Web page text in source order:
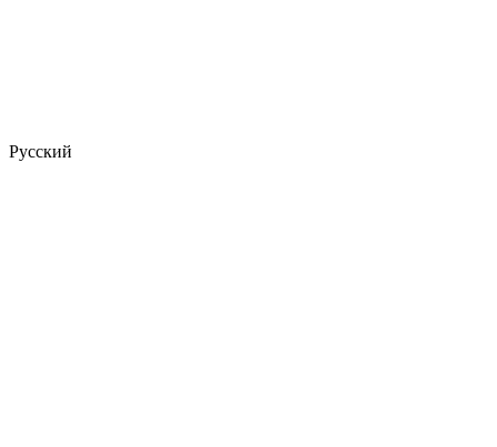
Русский